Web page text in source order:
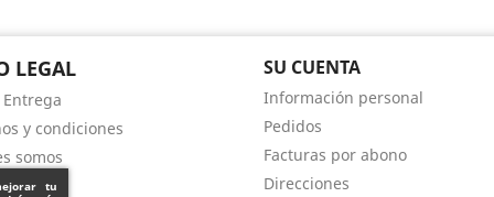
tu
LEGAL
y condiciones
somos
pago
SU CUENTA
Información personal
Pedidos
Facturas por abono
Direcciones